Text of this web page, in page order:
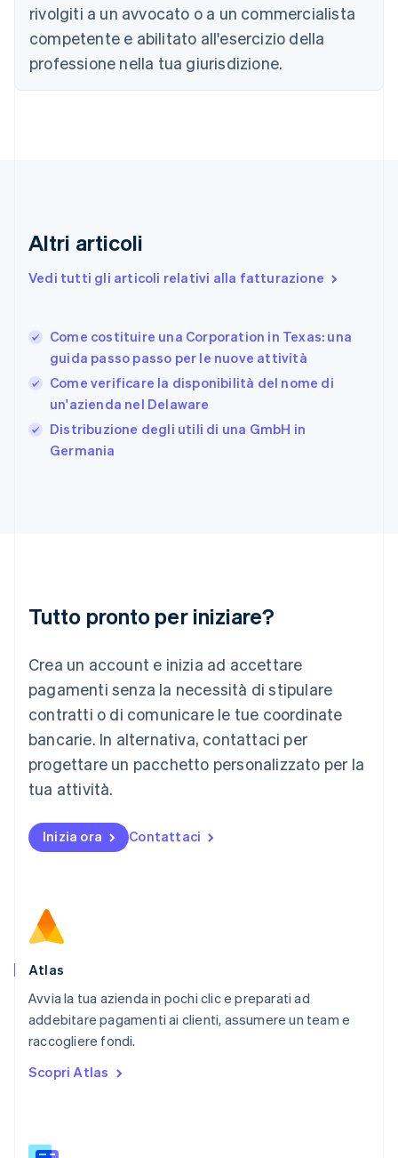
rivolgiti a un avvocato o a un commercialista
competente e abilitato all'esercizio della
professione nella tua giurisdizione.
Altri articoli
Vedi tutti gli articoli relativi alla fatturazione
Come costituire una Corporation in Texas: una
guida passo passo per le nuove attività
Come verificare la disponibilità del nome di
un'azienda nel Delaware
Distribuzione degli utili di una GmbH in
Germania
Tutto pronto per iniziare?
Crea un account e inizia ad accettare
pagamenti senza la necessità di stipulare
contratti o di comunicare le tue coordinate
bancarie. In alternativa, contattaci per
progettare un pacchetto personalizzato per la
tua attività.
Inizia ora Contattaci
Atlas
Avvia la tua azienda in pochi clic e preparati ad
addebitare pagamenti ai clienti, assumere un team e
raccogliere fondi.
Scopri Atlas
Cina continentale
Cipro
English
EnglishSvenska
FrançaisEnglish
Giappone
日本語English
English
Grecia
English
India
Lituania
Lussemburgo
Deutsch English
Malaysia
English 简体中文
Malta
Messico
EspañolEnglish
English
Nuova Zelanda
English
Portogallo
Português
English简体中文
Regno Unito
English
English
English